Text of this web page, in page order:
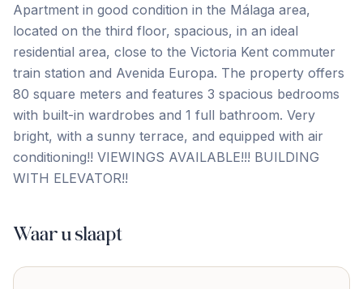
Apartment in good condition in the Málaga area,
located on the third floor, spacious, in an ideal
residential area, close to the Victoria Kent commuter
train station and Avenida Europa. The property ‌offers
‌80 ‌square ‌meters and ‌features ‌3 ‌spacious bedrooms
‌with ‌built-in ‌wardrobes ‌and ‌1 ‌full ‌bathroom. Very
bright, with a sunny terrace, and ‌equipped ‌with ‌air
‌conditioning!! VIEWINGS ‌AVAILABLE!!! BUILDING
‌WITH ‌ELEVATOR!!
Waar u slaapt